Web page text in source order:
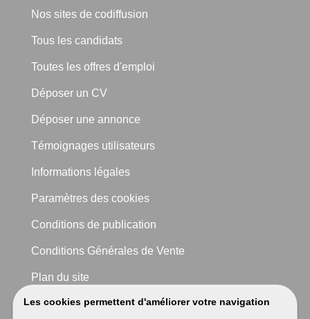
Les cookies permettent d'améliorer votre navigation
Nos sites de codiffusion
Tous les candidats
Toutes les offres d'emploi
Déposer un CV
Déposer une annonce
Témoignages utilisateurs
Informations légales
Paramètres des cookies
Conditions de publication
Conditions Générales de Vente
Plan du site